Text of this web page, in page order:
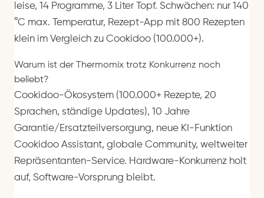
leise, 14 Programme, 3 Liter Topf. Schwächen: nur 140
°C max. Temperatur, Rezept-App mit 800 Rezepten
klein im Vergleich zu Cookidoo (100.000+).
Warum ist der Thermomix trotz Konkurrenz noch
beliebt?
Cookidoo-Ökosystem (100.000+ Rezepte, 20
Sprachen, ständige Updates), 10 Jahre
Garantie/Ersatzteilversorgung, neue KI-Funktion
Cookidoo Assistant, globale Community, weltweiter
Repräsentanten-Service. Hardware-Konkurrenz holt
auf, Software-Vorsprung bleibt.